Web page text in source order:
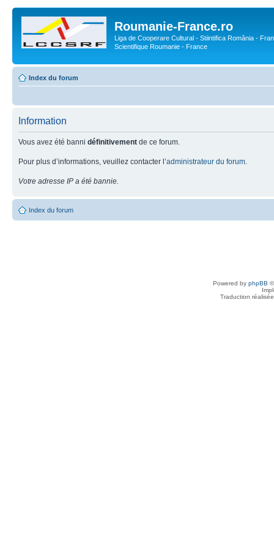
Roumanie-France.ro
Liga de Cooperare Cultural - Stiintifica România -
Scientifique Roumanie - France
Index du forum
Information
Vous avez été banni définitivement de ce forum.
Pour plus d’informations, veuillez contacter l’administrateur du forum
Votre adresse IP a été bannie.
Index du forum
Powered by phpBB
Traduction